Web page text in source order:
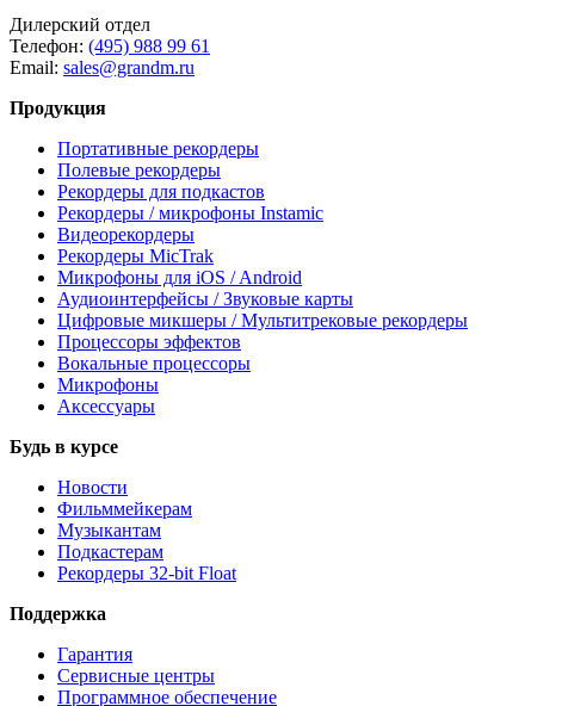
Дилерский отдел
Телефон: (495) 988 99 61
Email: sales@grandm.ru
Продукция
Портативные рекордеры
Полевые рекордеры
Рекордеры для подкастов
Рекордеры / микрофоны Instamic
Видеорекордеры
Рекордеры MicTrak
Микрофоны для iOS / Android
Аудиоинтерфейсы / Звуковые карты
Цифровые микшеры / Мультитрековые рекордеры
Процессоры эффектов
Вокальные процессоры
Микрофоны
Аксессуары
Будь в курсе
Новости
Фильммейкерам
Музыкантам
Подкастерам
Рекордеры 32‑bit Float
Поддержка
Гарантия
Сервисные центры
Программное обеспечение